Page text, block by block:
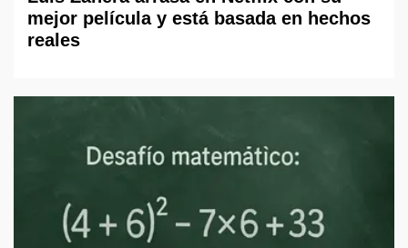
mejor película y está basada en hechos
reales